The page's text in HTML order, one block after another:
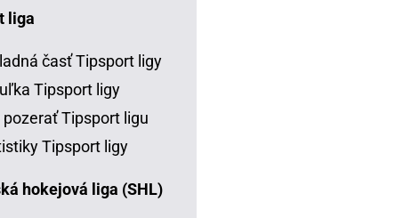
liga
časť Tipsport ligy
Tipsport ligy
pozerať Tipsport ligu
Tipsport ligy
hokejová liga (SHL)